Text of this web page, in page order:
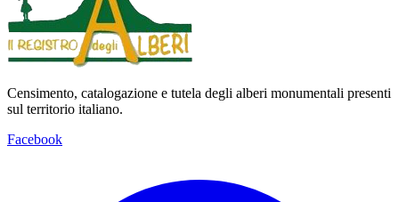
Censimento, catalogazione e tutela degli alberi monumentali presenti
sul territorio italiano.
Facebook